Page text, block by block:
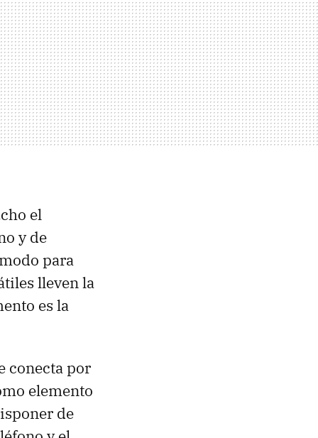
el
y de
para
lleven la
es la
conecta por
elemento
de